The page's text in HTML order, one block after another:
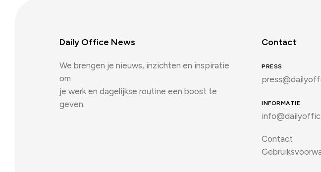
Daily Office News
We brengen je nieuws, inzichten en inspiratie
om
je werk en dagelijkse routine een boost te
geven.
Contact
PRESS
INFORMATIE
Contact